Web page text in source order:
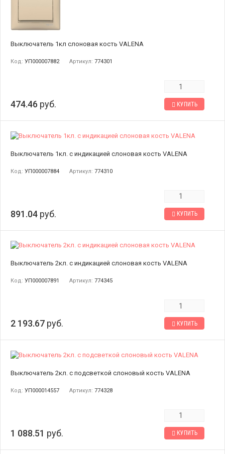
Выключатель 1кл слоновая кость VALENA
Код: УП000007882 Артикул: 774301
474.46 руб. КУПИТЬ
Выключатель 1кл. с индикацией слоновая кость VALENA
Код: УП000007884 Артикул: 774310
891.04 руб. КУПИТЬ
Выключатель 2кл. с индикацией слоновая кость VALENA
Код: УП000007891 Артикул: 774345
2 193.67 руб. КУПИТЬ
Выключатель 2кл. с подсветкой слоновый кость VALENA
Код: УП000014557 Артикул: 774328
1 088.51 руб. КУПИТЬ